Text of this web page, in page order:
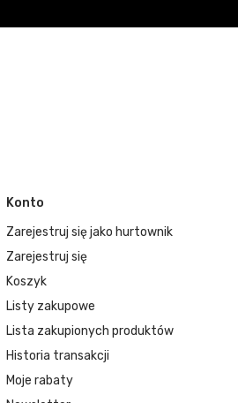
Konto
Zarejestruj się jako hurtownik
Zarejestruj się
Koszyk
Listy zakupowe
Lista zakupionych produktów
Historia transakcji
Moje rabaty